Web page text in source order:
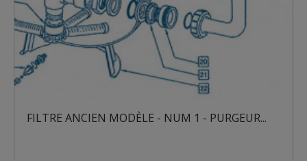
FILTRE ANCIEN MODÈLE - NUM 1 - PURGEUR...